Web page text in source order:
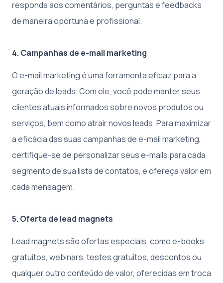
responda aos comentários, perguntas e feedbacks
de maneira oportuna e profissional.
4. Campanhas de e-mail marketing
O e-mail marketing é uma ferramenta eficaz para a
geração de leads. Com ele, você pode manter seus
clientes atuais informados sobre novos produtos ou
serviços, bem como atrair novos leads. Para maximizar
a eficácia das suas campanhas de e-mail marketing,
certifique-se de personalizar seus e-mails para cada
segmento de sua lista de contatos, e ofereça valor em
cada mensagem.
5. Oferta de lead magnets
Lead magnets são ofertas especiais, como e-books
gratuitos, webinars, testes gratuitos, descontos ou
qualquer outro conteúdo de valor, oferecidas em troca